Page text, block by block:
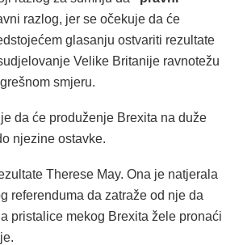
razlog, jer se očekuje da će
glasanju ostvariti rezultate
Velike Britanije ravnotežu
smjeru.
da će produženje Brexita na duže
njezine ostavke.
Therese May. Ona je natjerala
referenduma da zatraže od nje da
pristalice mekog Brexita žele pronaći